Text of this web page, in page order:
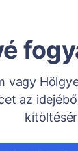
vagy
az